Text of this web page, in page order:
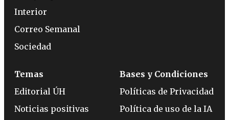
Interior
Correo Semanal
Sociedad
Temas
Editorial ÚH
Noticias positivas
Bases y Condiciones
Políticas de Privacidad
Política de uso de la IA